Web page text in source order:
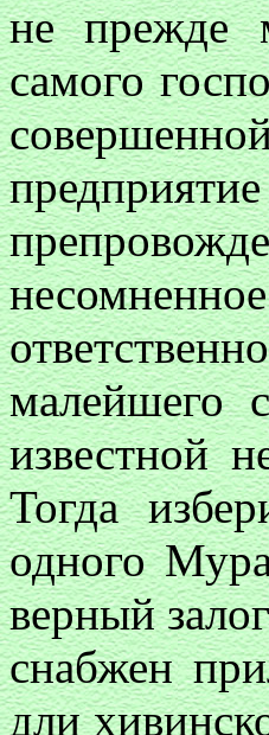
не прежде
самого
малейшего
известной
Тогда
одного
верный
снабжен
дли